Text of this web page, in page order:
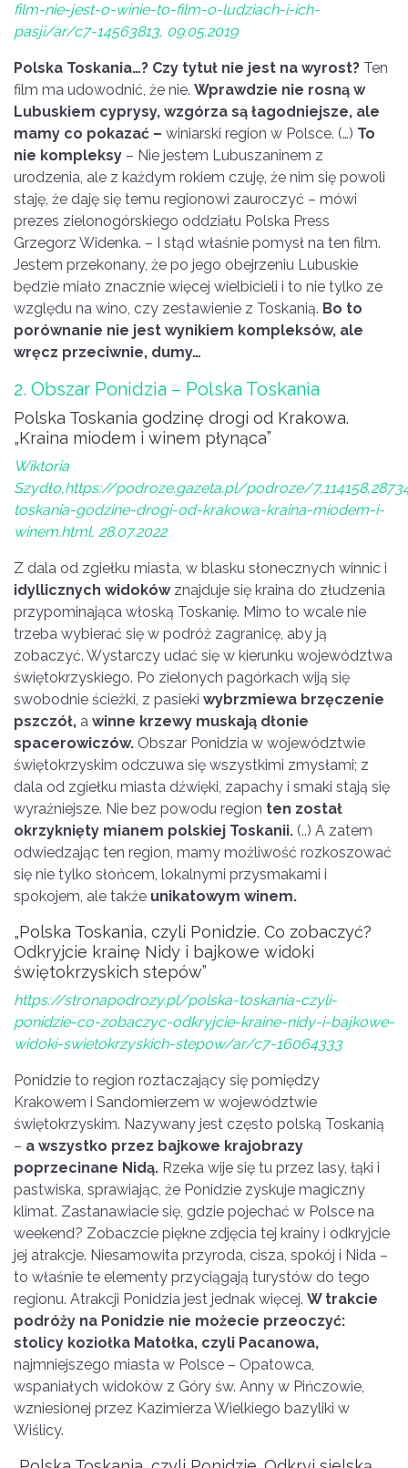
film-nie-jest-o-winie-to-film-o-ludziach-i-ich-
pasji/ar/c7-14563813, 09.05.2019
Polska Toskania…? Czy tytuł nie jest na wyrost? Ten
film ma udowodnić, że nie. Wprawdzie nie rosną w
Lubuskiem cyprysy, wzgórza są łagodniejsze, ale
mamy co pokazać – winiarski region w Polsce. (…) To
nie kompleksy – Nie jestem Lubuszaninem z
urodzenia, ale z każdym rokiem czuję, że nim się powoli
staję, że daję się temu regionowi zauroczyć – mówi
prezes zielonogórskiego oddziału Polska Press
Grzegorz Widenka. – I stąd właśnie pomysł na ten film.
Jestem przekonany, że po jego obejrzeniu Lubuskie
będzie miało znacznie więcej wielbicieli i to nie tylko ze
względu na wino, czy zestawienie z Toskanią. Bo to
porównanie nie jest wynikiem kompleksów, ale
wręcz przeciwnie, dumy…
2. Obszar Ponidzia – Polska Toskania
Polska Toskania godzinę drogi od Krakowa.
„Kraina miodem i winem płynąca”
Wiktoria
Szydło,https://podroze.gazeta.pl/podroze/
toskania-godzine-drogi-od-krakowa-kraina-miodem-i-
winem.html, 28.07.2022
Z dala od zgiełku miasta, w blasku słonecznych winnic i
idyllicznych widoków znajduje się kraina do złudzenia
przypominająca włoską Toskanię. Mimo to wcale nie
trzeba wybierać się w podróż zagranicę, aby ją
zobaczyć. Wystarczy udać się w kierunku województwa
świętokrzyskiego. Po zielonych pagórkach wiją się
swobodnie ścieżki, z pasieki wybrzmiewa brzęczenie
pszczół, a winne krzewy muskają dłonie
spacerowiczów. Obszar Ponidzia w województwie
świętokrzyskim odczuwa się wszystkimi zmysłami; z
dala od zgiełku miasta dźwięki, zapachy i smaki stają się
wyraźniejsze. Nie bez powodu region ten został
okrzyknięty mianem polskiej Toskanii. (..) A zatem
odwiedzając ten region, mamy możliwość rozkoszować
się nie tylko słońcem, lokalnymi przysmakami i
spokojem, ale także unikatowym winem.
„Polska Toskania, czyli Ponidzie. Co zobaczyć?
Odkryjcie krainę Nidy i bajkowe widoki
świętokrzyskich stepów”
https://stronapodrozy.pl/polska-toskania-czyli-
ponidzie-co-zobaczyc-odkryjcie-kraine-nidy-i-bajkowe-
widoki-swietokrzyskich-stepow/ar/c7-16064333
Ponidzie to region roztaczający się pomiędzy
Krakowem i Sandomierzem w województwie
świętokrzyskim. Nazywany jest często polską Toskanią
– a wszystko przez bajkowe krajobrazy
poprzecinane Nidą. Rzeka wije się tu przez lasy, łąki i
pastwiska, sprawiając, że Ponidzie zyskuje magiczny
klimat. Zastanawiacie się, gdzie pojechać w Polsce na
weekend? Zobaczcie piękne zdjęcia tej krainy i odkryjcie
jej atrakcje. Niesamowita przyroda, cisza, spokój i Nida –
to właśnie te elementy przyciągają turystów do tego
regionu. Atrakcji Ponidzia jest jednak więcej. W trakcie
podróży na Ponidzie nie możecie przeoczyć:
stolicy koziołka Matołka, czyli Pacanowa,
najmniejszego miasta w Polsce – Opatowca,
wspaniałych widoków z Góry św. Anny w Pińczowie,
wzniesionej przez Kazimierza Wielkiego bazyliki w
Wiślicy.